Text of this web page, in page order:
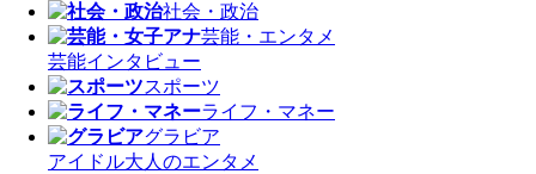
社会・政治
芸能・エンタメ
芸能インタビュー
スポーツ
ライフ・マネー
グラビア
アイドル大人のエンタメ